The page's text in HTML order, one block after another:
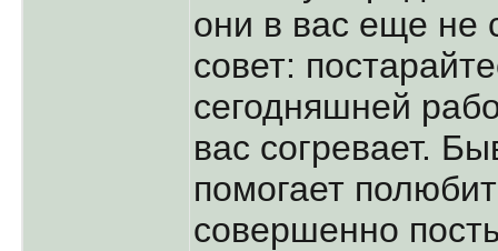
они в вас еще не
совет:
сегодняшней
вас согревает.
помогает
совершенно